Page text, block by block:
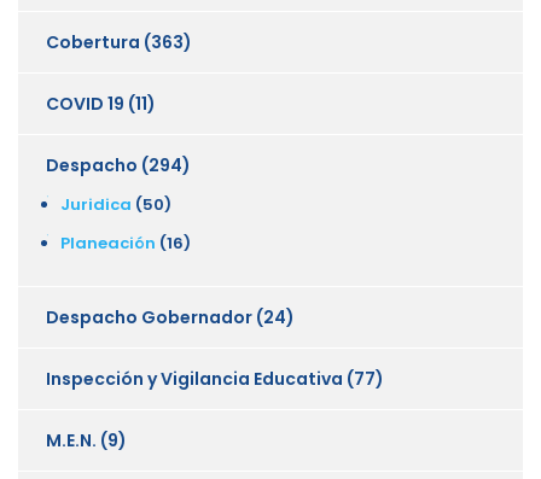
Cobertura (363)
COVID 19 (11)
Despacho (294)
Juridica (50)
Planeación (16)
Despacho Gobernador (24)
Inspección y Vigilancia Educativa (77)
M.E.N. (9)